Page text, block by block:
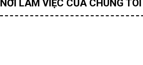
NƠI LÀM VIỆC CỦA CHÚNG TÔI